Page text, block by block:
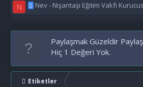
N Nev - Nişantaşı Eğitim Vakfı Kurucusu Levent
Paylaşmak Güzeldir
Hiç 1 Değeri Yok.
Etiketler